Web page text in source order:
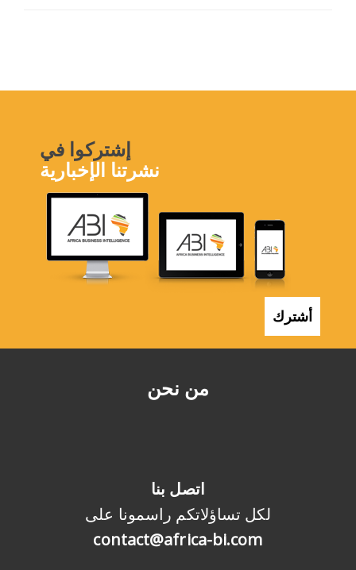
من نحن
اتصل بنا
لكل تساؤلاتكم راسمونا على
contact@africa-bi.com
إشتركوا في
نشرتنا الإخبارية
أشترك